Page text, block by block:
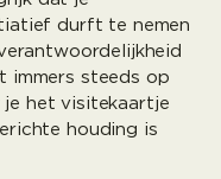
durft te nemen
immers steeds op
je het visitekaartje
houding is